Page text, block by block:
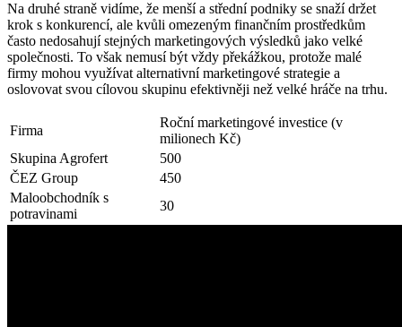
Na druhé straně vidíme, že menší⁤ a střední ⁤podniky se snaží⁣ držet‌
krok s konkurencí, ale⁤ kvůli omezeným finančním prostředkům
často nedosahují stejných‌ marketingových⁢ výsledků jako velké
společnosti. To však⁣ nemusí být vždy ‍překážkou, protože malé
firmy mohou využívat alternativní marketingové strategie a
oslovovat svou cílovou skupinu efektivněji než velké hráče ⁣na trhu.
Firma
Roční marketingové investice (v
milionech Kč)
Skupina ⁢Agrofert
500
ČEZ⁣ Group
450
Maloobchodník s‌
potravinami
30